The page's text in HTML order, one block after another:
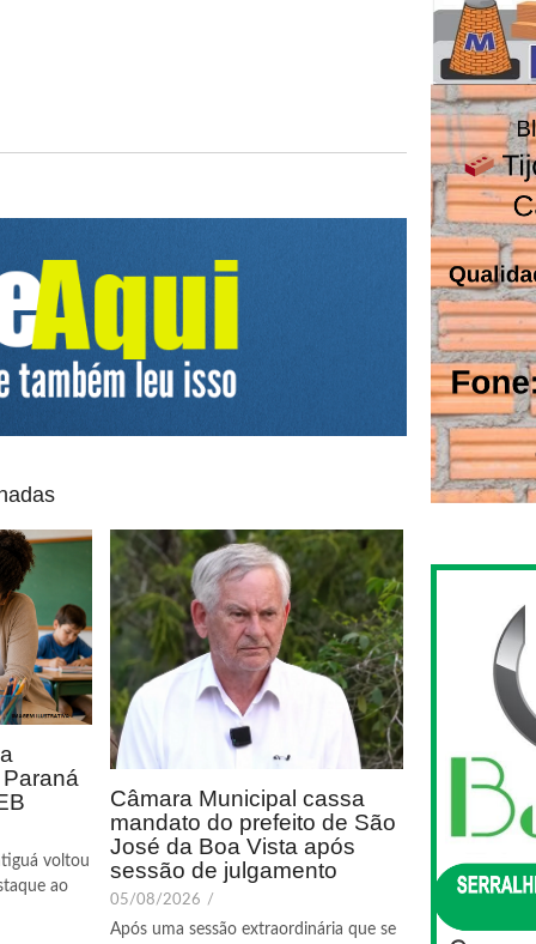
voltou
ao
Câmara Municipal cassa
mandato do prefeito de São
José da Boa Vista após
sessão de julgamento
05/08/2026 /
Após uma sessão extraordinária que se